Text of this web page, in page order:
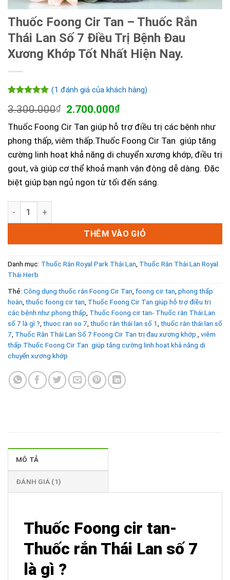
Thuốc Foong Cir Tan – Thuốc Rắn
Thái Lan Số 7 Điều Trị Bệnh Đau
Xương Khớp Tốt Nhất Hiện Nay.
dựa trên
(1 đánh giá của khách hàng)
3.300.000₫
Giá
là:
3.300.000₫.
2.700.000₫Giá
tại
là:
2.700.000₫.
Thuốc Foong Cir Tan giúp hỗ trợ điều trị các bệnh như
phong thấp, viêm thấp.Thuốc Foong Cir Tan giúp tăng
cường linh hoạt khả năng di chuyển xương khớp, điều trị
gout, và giúp cơ thể khoả mạnh vận động dễ dàng. Đặc
biệt giúp bạn ngủ ngon từ tối đến sáng.
Thuốc Foong Cir Tan - Thuốc Rắn Thái Lan Số 7 Điều Trị
THÊM VÀO GIỎ
Danh mục: Thuốc Rắn Royal Park Thái Lan, Thuốc Rắn Thái Lan Royal
Thái Herb
Thẻ: Công dụng thuốc rắn Foong Cir Tan, foong cir tan, phong thấp
hoàn, thuốc foong cir tan, Thuốc Foong Cir Tan giúp hỗ trợ điều trị
các bệnh như phong thấp, Thuốc Foong cir tan- Thuốc rắn Thái Lan
số 7 là gì ?, thuoc ran so 7, thuốc rắn thái lan số 1, thuốc rắn thái lan số
7, Thuốc Rắn Thái Lan Số 7 Foong Cir Tan trị đau xương khớp., viêm
thấp.Thuốc Foong Cir Tan giúp tăng cường linh hoạt khả năng di
chuyển xương khớp
MÔ TẢ
ĐÁNH GIÁ (1)
Thuốc Foong cir tan-
Thuốc rắn Thái Lan số 7
là gì ?